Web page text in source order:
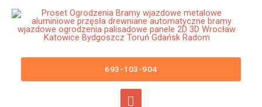
Przejdź
Główne
menu
693-103-904
Ogrodzenia Panelowe Brok Płoty
Panelowe 3D 2D Panele
Ogrodzeniowe